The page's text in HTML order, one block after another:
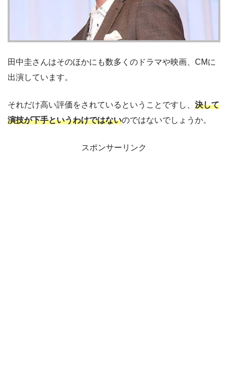
田中圭さんはそのほかにも数多くのドラマや映画、CMに
出演しています。
それだけ高い評価をされているということですし、 決して
演技が下手というわけではないのではないでしょうか。
スポンサーリンク